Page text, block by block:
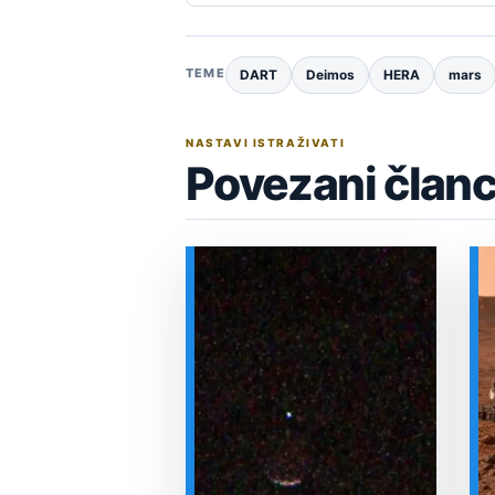
TEME DART Deimos HERA mars
NASTAVI ISTRAŽIVATI
Povezani